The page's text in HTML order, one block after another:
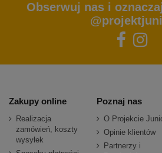
Obserwuj nas i
Zakupy online
Realizacja
zamówień, koszty
wysyłek
Poznaj nas
O Projekcie
Opinie klientów
Partnerzy i